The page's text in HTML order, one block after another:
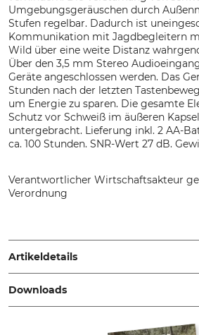
Umgebungsgeräuschen durch
Stufen regelbar. Dadurch ist
Kommunikation mit Jagdbegleitern
Wild über eine weite Distanz
Über den 3,5 mm Stereo
Geräte angeschlossen werden. Das
Stunden nach der letzten
um Energie zu sparen. Die gesamte
Schutz vor Schweiß im äußeren
untergebracht. Lieferung inkl. 2 AA-
ca. 100 Stunden. SNR-Wert 27 dB.
Verantwortlicher Wirtschaftsakteur
Verordnung
Germany, www.3mGermany.de
Artikeldetails
SNR-Wert
27 dB
AA
Downloads